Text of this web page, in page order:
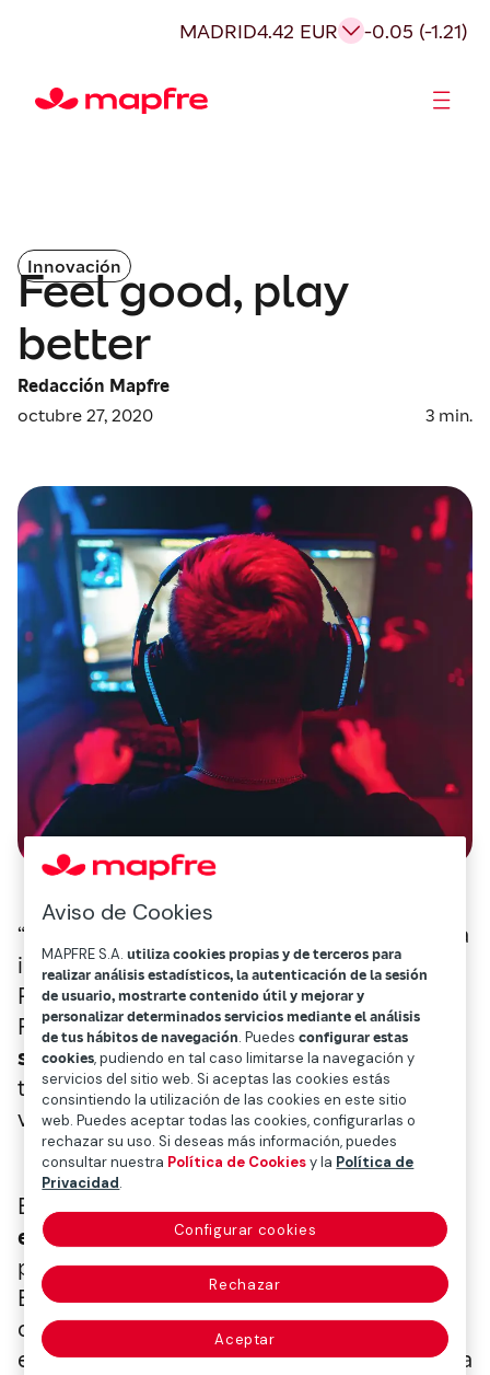
MADRID4.42 EUR -0.05 (-1.21)
Innovación
Feel good, play
better
Redacción Mapfre
octubre 27, 2020
3 min.
“Feel Good and play better” es una campaña
impulsada por la Liga de Videojuegos
Profesional (LVP, Grupo Mediapro) y
Fundación Mapfre parapromover hábitos
saludables entre los miles de jóvenes de
todo el mundo que son aficionados a los
videojuegos.
En octubre de 2018 Mapfre apostó por los
esports
a través de un acuerdo con las
principales figuras del ecosistema, como
ESL; LVP, y GGTech, el mayor organizador de
competiciones de esports en el ámbito
educativo. Siempre quisimos ir más allá de la
Aviso de Cookies
MAPFRE S.A.utiliza cookies propias y de terceros para
realizar análisis estadísticos, la autenticación de la sesión
de usuario, mostrarte contenido útil y mejorar y
personalizar determinados servicios mediante el análisis
de tus hábitos de navegación. Puedesconfigurar estas
cookies, pudiendo en tal caso limitarse la navegación y
servicios del sitio web. Si aceptas las cookies estás
consintiendo la utilización de las cookies en este sitio
web. Puedes aceptar todas las cookies, configurarlas o
rechazar su uso. Si deseas más información, puedes
consultar nuestra Política de Cookiesy la Política de
Privacidad.
Configurar cookies
Rechazar
Aceptar